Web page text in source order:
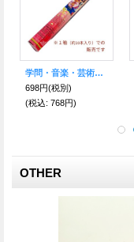
学問・音楽・芸術を司る☆サラスワティ お香【神様のお香】（HEM）
698円(税別)
(税込: 768円)
OTHER